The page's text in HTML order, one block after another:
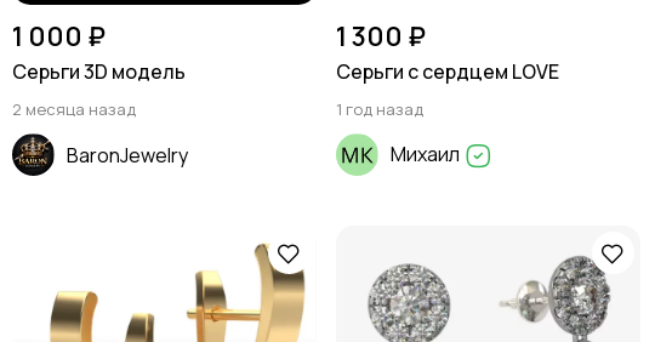
1 000 ₽
Серьги 3D модель
2 месяца назад
BaronJewelry
1 300 ₽
Серьги с сердцем LOVE
1 год назад
Михаил